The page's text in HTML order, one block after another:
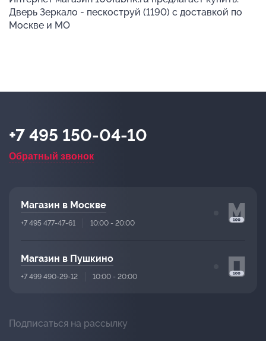
Дверь Зеркало - пескоструй (1190) с доставкой по
Москве и МО
+7 495 150-04-10
Обратный звонок
Магазин в Москве
+7 495 477-47-61 10:00 - 20:00
Магазин в Пушкино
+7 499 490-29-12 10:00 - 20:00
Подписаться на рассылку